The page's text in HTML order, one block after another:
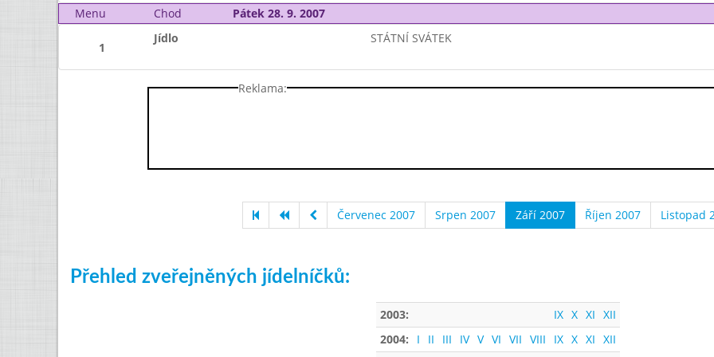
Menu Chod Pátek 28. 9. 2007
1
Jídlo STÁTNÍ SVÁTEK
Reklama:
Červenec 2007 Srpen 2007 Září 2007 Říjen 2007 Listopad
Přehled zveřejněných jídelníčků:
2003: IX X XI XII
2004:
I II III IV V VI VII VIII IX X XI XII